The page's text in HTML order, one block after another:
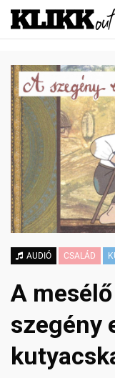
AUDIÓ CSALÁD
A
szegény